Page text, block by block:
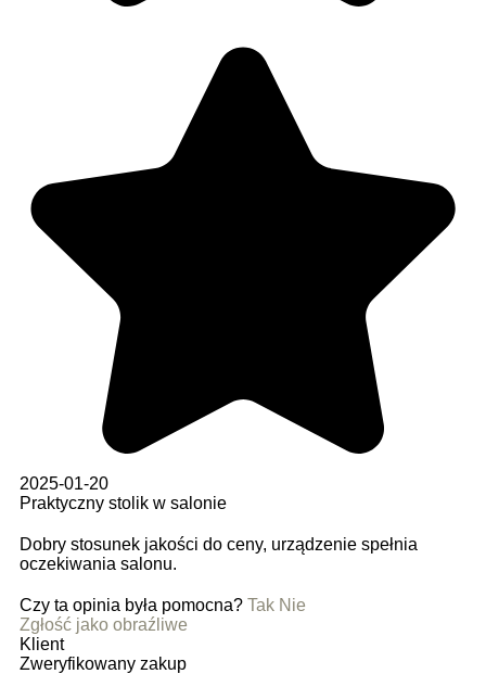
2025-01-20
Praktyczny stolik w salonie
Dobry stosunek jakości do ceny, urządzenie spełnia
oczekiwania salonu.
Czy ta opinia była pomocna? Tak Nie
Zgłość jako obraźliwe
Klient
Zweryfikowany zakup